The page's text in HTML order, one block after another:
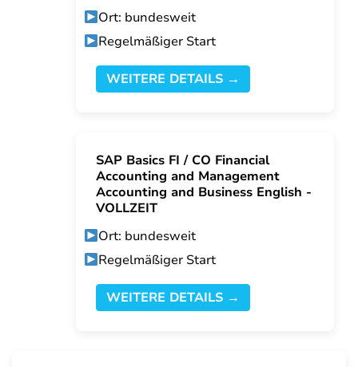
Ort: bundesweit
Regelmäßiger Start
WEITERE DETAILS →
SAP Basics FI / CO Financial
Accounting and Management
Accounting and Business English -
VOLLZEIT
Ort: bundesweit
Regelmäßiger Start
WEITERE DETAILS →